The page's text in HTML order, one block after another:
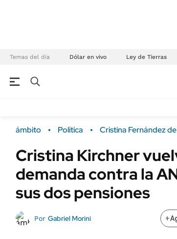
Temas del día Dólar en vivo Ley de Tierras
Campo
FINANZAS
Dólar
ÁMBITO DEBATE
Seguros
POLÍTICA
ámbito Política Cristina Fernández
Cristina Kirchner
demanda contra la
sus dos pensiones
Por Gabriel Morini +